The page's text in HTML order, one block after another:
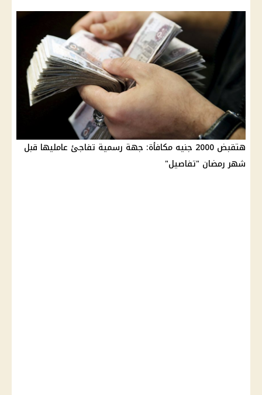
هتقبض 2000 جنيه مكافأة: جهة رسمية تفاجئ عامليها قبل
شهر رمضان "تفاصيل"